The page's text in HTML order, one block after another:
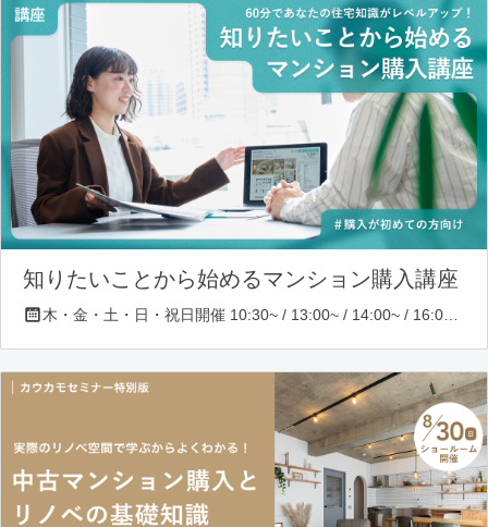
知りたいことから始めるマンション購入講座